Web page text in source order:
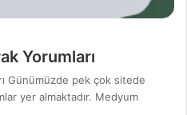
Yorumları
Günümüzde pek çok sitede
yer almaktadır. Medyum